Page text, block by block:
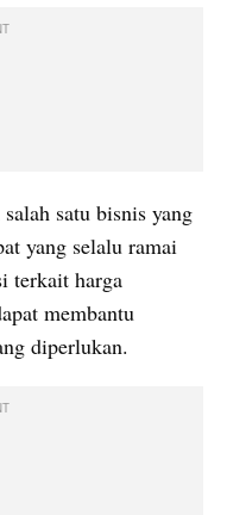
satu bisnis yang
yang selalu ramai
terkait harga
membantu
diperlukan.